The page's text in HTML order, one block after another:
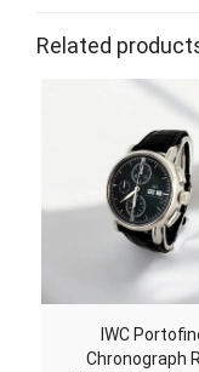
Related
IWC
Chronograph